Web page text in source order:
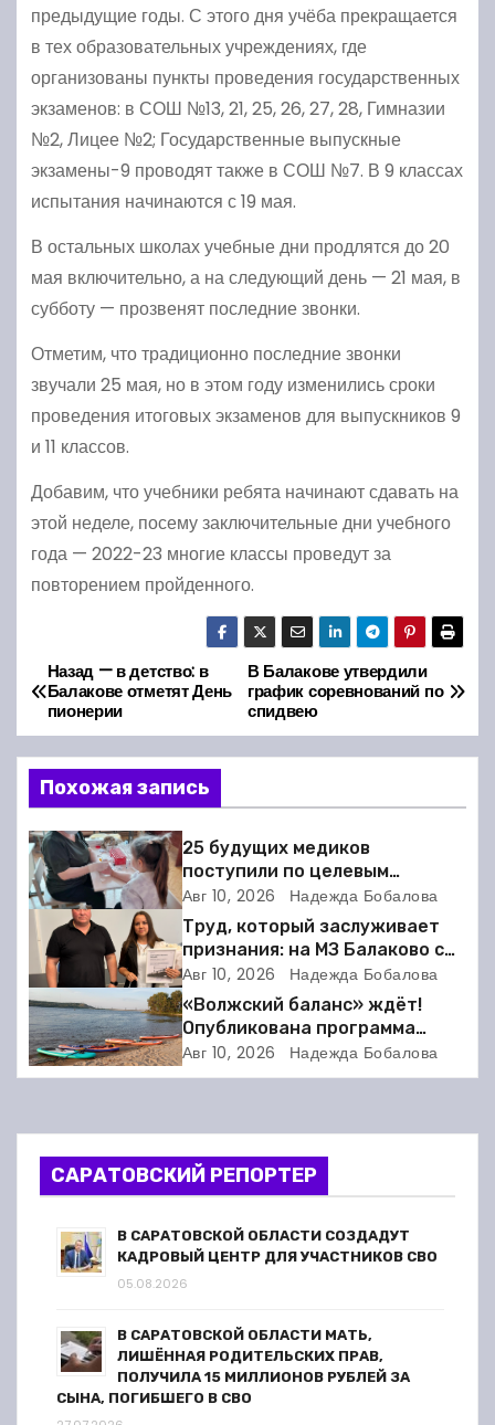
предыдущие годы. С этого дня учёба прекращается
в тех образовательных учреждениях, где
организованы пункты проведения государственных
экзаменов: в СОШ №13, 21, 25, 26, 27, 28, Гимназии
№2, Лицее №2; Государственные выпускные
экзамены-9 проводят также в СОШ №7. В 9 классах
испытания начинаются с 19 мая.
В остальных школах учебные дни продлятся до 20
мая включительно, а на следующий день — 21 мая, в
субботу — прозвенят последние звонки.
Отметим, что традиционно последние звонки
звучали 25 мая, но в этом году изменились сроки
проведения итоговых экзаменов для выпускников 9
и 11 классов.
Добавим, что учебники ребята начинают сдавать на
этой неделе, посему заключительные дни учебного
года — 2022-23 многие классы проведут за
повторением пройденного.
Н
а
в
и
г
а
ц
и
я
о
з
В Балакове утвердили
график соревнований по
спидвею
Назад — в детство: в
Балакове отметят День
пионерии
Похожая запись
25 будущих медиков
поступили по целевым
направлениям от Балаковской
районной поликлиники
Авг 10, 2026 Надежда Бобалова
Труд, который заслуживает
признания: на МЗ Балаково с
профессиональным
праздником поздравили
строителей и
железнодорожников
Авг 10, 2026 Надежда Бобалова
«Волжский баланс» ждёт!
Опубликована программа
фестиваля сапбординга в
Балакове
Авг 10, 2026 Надежда Бобалова
САРАТОВСКИЙ РЕПОРТЕР
В САРАТОВСКОЙ ОБЛАСТИ СОЗДАДУТ
КАДРОВЫЙ ЦЕНТР ДЛЯ УЧАСТНИКОВ СВО
05.08.2026
В САРАТОВСКОЙ ОБЛАСТИ МАТЬ,
ЛИШЁННАЯ РОДИТЕЛЬСКИХ ПРАВ,
ПОЛУЧИЛА 15 МИЛЛИОНОВ РУБЛЕЙ ЗА
СЫНА, ПОГИБШЕГО В СВО